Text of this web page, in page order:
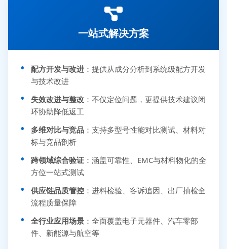
一站式解决方案
配方开发与改进 ：提供从成分分析到系统级配方开发
与技术改进
失效改进与整改 ：不仅定位问题，更提供技术建议闭
环协助降低返工
多维对比与竞品 ：支持多型号性能对比测试、材料对
标与竞品剖析
跨领域综合验证 ：涵盖可靠性、EMC与材料物化的全
方位一站式测试
供应链品质管控 ：进料检验、客诉追因、出厂抽检全
流程质量保障
全行业应用场景 ：全面覆盖电子元器件、汽车零部
件、新能源与航空等